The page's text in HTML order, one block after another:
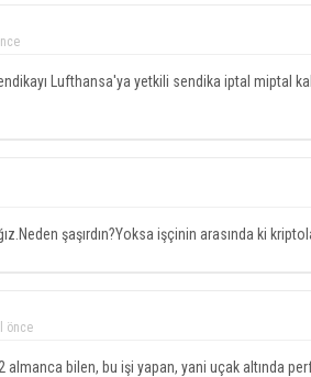
Lufthansa'ya yetkili sendika iptal miptal
şaşırdın?Yoksa işçinin arasında ki
önce
almanca bilen, bu işi yapan, yani uçak altında